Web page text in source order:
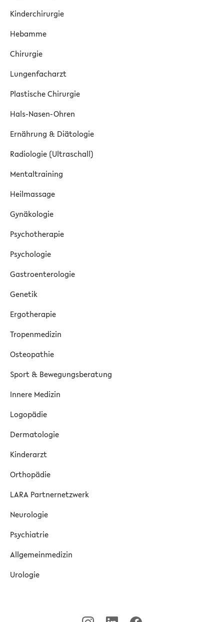
Kinderchirurgie
Hebamme
Chirurgie
Lungenfacharzt
Plastische Chirurgie
Hals-Nasen-Ohren
Ernährung & Diätologie
Radiologie (Ultraschall)
Mentaltraining
Heilmassage
Gynäkologie
Psychotherapie
Psychologie
Gastroenterologie
Genetik
Ergotherapie
Tropenmedizin
Osteopathie
Sport & Bewegungsberatung
Innere Medizin
Logopädie
Dermatologie
Kinderarzt
Orthopädie
LARA Partnernetzwerk
Neurologie
Psychiatrie
Allgemeinmedizin
Urologie